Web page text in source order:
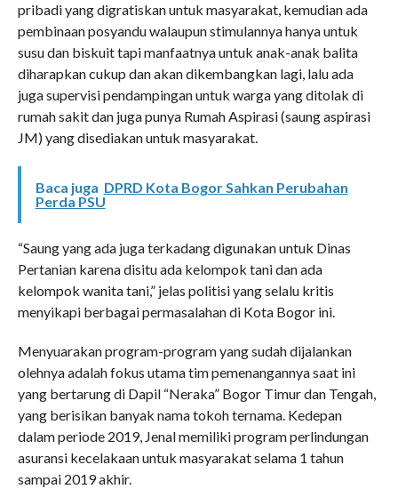
pribadi yang digratiskan untuk masyarakat, kemudian ada
pembinaan posyandu walaupun stimulannya hanya untuk
susu dan biskuit tapi manfaatnya untuk anak-anak balita
diharapkan cukup dan akan dikembangkan lagi, lalu ada
juga supervisi pendampingan untuk warga yang ditolak di
rumah sakit dan juga punya Rumah Aspirasi (saung aspirasi
JM) yang disediakan untuk masyarakat.
Baca juga DPRD Kota Bogor Sahkan Perubahan
Perda PSU
“Saung yang ada juga terkadang digunakan untuk Dinas
Pertanian karena disitu ada kelompok tani dan ada
kelompok wanita tani,” jelas politisi yang selalu kritis
menyikapi berbagai permasalahan di Kota Bogor ini.
Menyuarakan program-program yang sudah dijalankan
olehnya adalah fokus utama tim pemenangannya saat ini
yang bertarung di Dapil “Neraka” Bogor Timur dan Tengah,
yang berisikan banyak nama tokoh ternama. Kedepan
dalam periode 2019, Jenal memiliki program perlindungan
asuransi kecelakaan untuk masyarakat selama 1 tahun
sampai 2019 akhir.